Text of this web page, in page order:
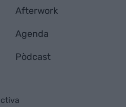
Afterwork
Agenda
Pòdcast